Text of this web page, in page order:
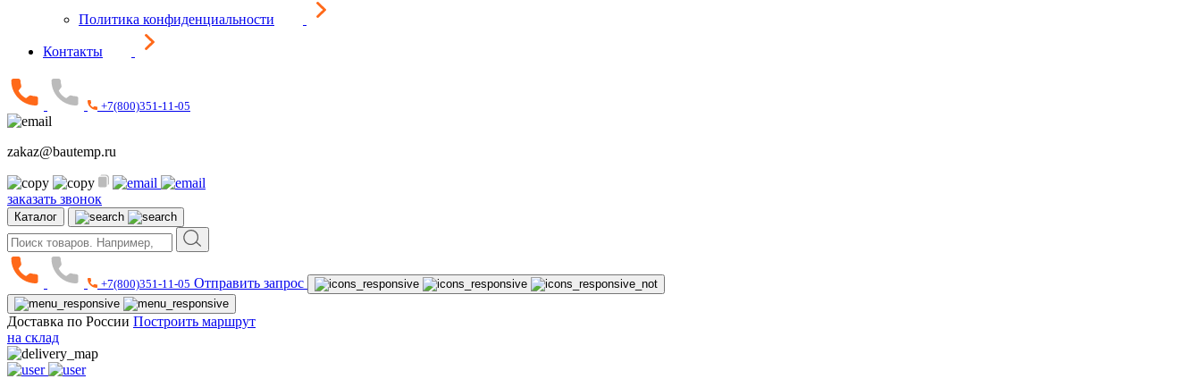
Политика конфиденциальности
Контакты
+7(800)351-11-05
zakaz@bautemp.ru
заказать звонок
Каталог
+7(800)351-11-05 Отправить запрос
Доставка по России Построить маршрут
на склад